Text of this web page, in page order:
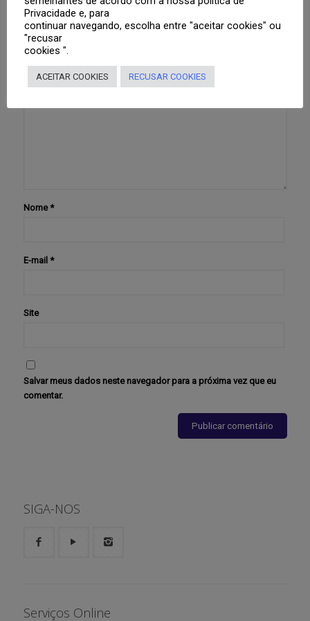
Deixe um comentário
O seu endereço de e-mail não será publicado.
obrigatórios são marcados com
Comentário *
Nome *
E-mail *
Site
Salvar meus dados neste navegador para a próxima vez que eu
comentar.
SIGA-NOS
Serviços Online
Privacidade e, para
continuar navegando, escolha entre "aceitar cookies" ou
"recusar
cookies ".
ACEITAR COOKIES RECUSAR COOKIES